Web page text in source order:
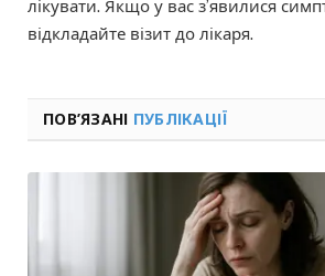
лікувати. Якщо у вас з’явилися
відкладайте візит до лікаря.
ПОВ’ЯЗАНІ ПУБЛІКАЦІЇ